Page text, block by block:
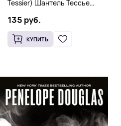
Tessier) Шантель Тессье
романс бестселлер (18+)
135 руб.
КУПИТЬ